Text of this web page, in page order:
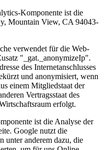
Komponente ist die
Mountain View, CA 94043-
verwendet für die Web-
"_gat._anonymizeIp".
des Internetanschlusses
und anonymisiert, wenn
einem Mitgliedstaat der
Vertragsstaat des
erfolgt.
ist die Analyse der
Google nutzt die
unter anderem dazu, die